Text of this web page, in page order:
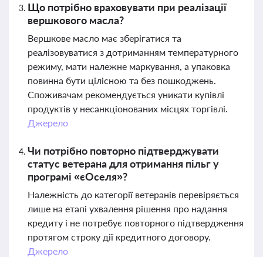
Що потрібно враховувати при реалізації
вершкового масла?
Вершкове масло має зберігатися та
реалізовуватися з дотриманням температурного
режиму, мати належне маркування, а упаковка
повинна бути цілісною та без пошкоджень.
Споживачам рекомендується уникати купівлі
продуктів у несанкціонованих місцях торгівлі.
Джерело
Чи потрібно повторно підтверджувати
статус ветерана для отримання пільг у
програмі «єОселя»?
Належність до категорії ветеранів перевіряється
лише на етапі ухвалення рішення про надання
кредиту і не потребує повторного підтвердження
протягом строку дії кредитного договору.
Джерело